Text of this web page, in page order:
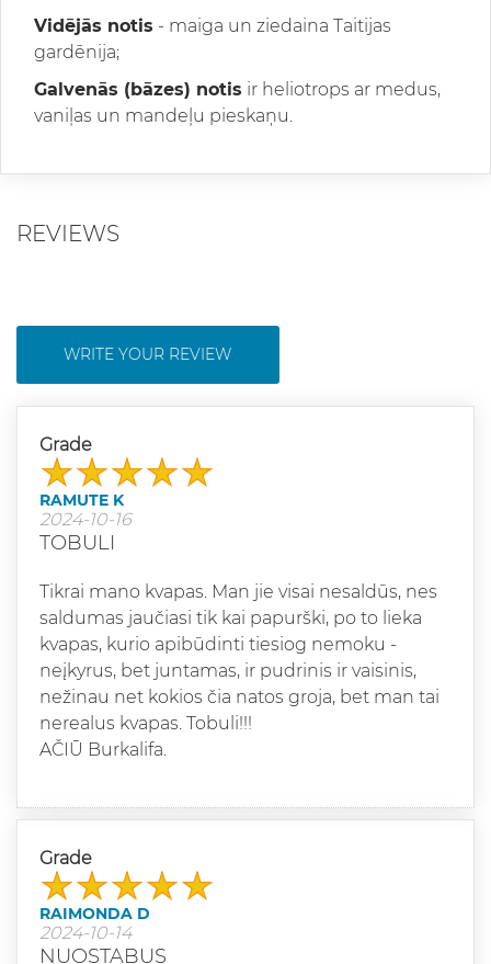
Vidējās notis - maiga un ziedaina Taitijas
gardēnija;
Galvenās (bāzes) notis ir heliotrops ar medus,
vaniļas un mandeļu pieskaņu.
REVIEWS
WRITE YOUR REVIEW
Grade
RAMUTE K
2024-10-16
TOBULI
Tikrai mano kvapas. Man jie visai nesaldūs, nes
saldumas jaučiasi tik kai papurški, po to lieka
kvapas, kurio apibūdinti tiesiog nemoku -
neįkyrus, bet juntamas, ir pudrinis ir vaisinis,
nežinau net kokios čia natos groja, bet man tai
nerealus kvapas. Tobuli!!!
AČIŪ Burkalifa.
Grade
RAIMONDA D
2024-10-14
NUOSTABUS